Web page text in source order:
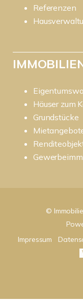
Referenzen
Häuser zum
Grundstücke
©
Impressum